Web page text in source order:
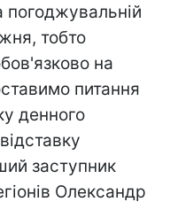
погоджувальній
тобто
на
питання
денного
заступник
Олександр